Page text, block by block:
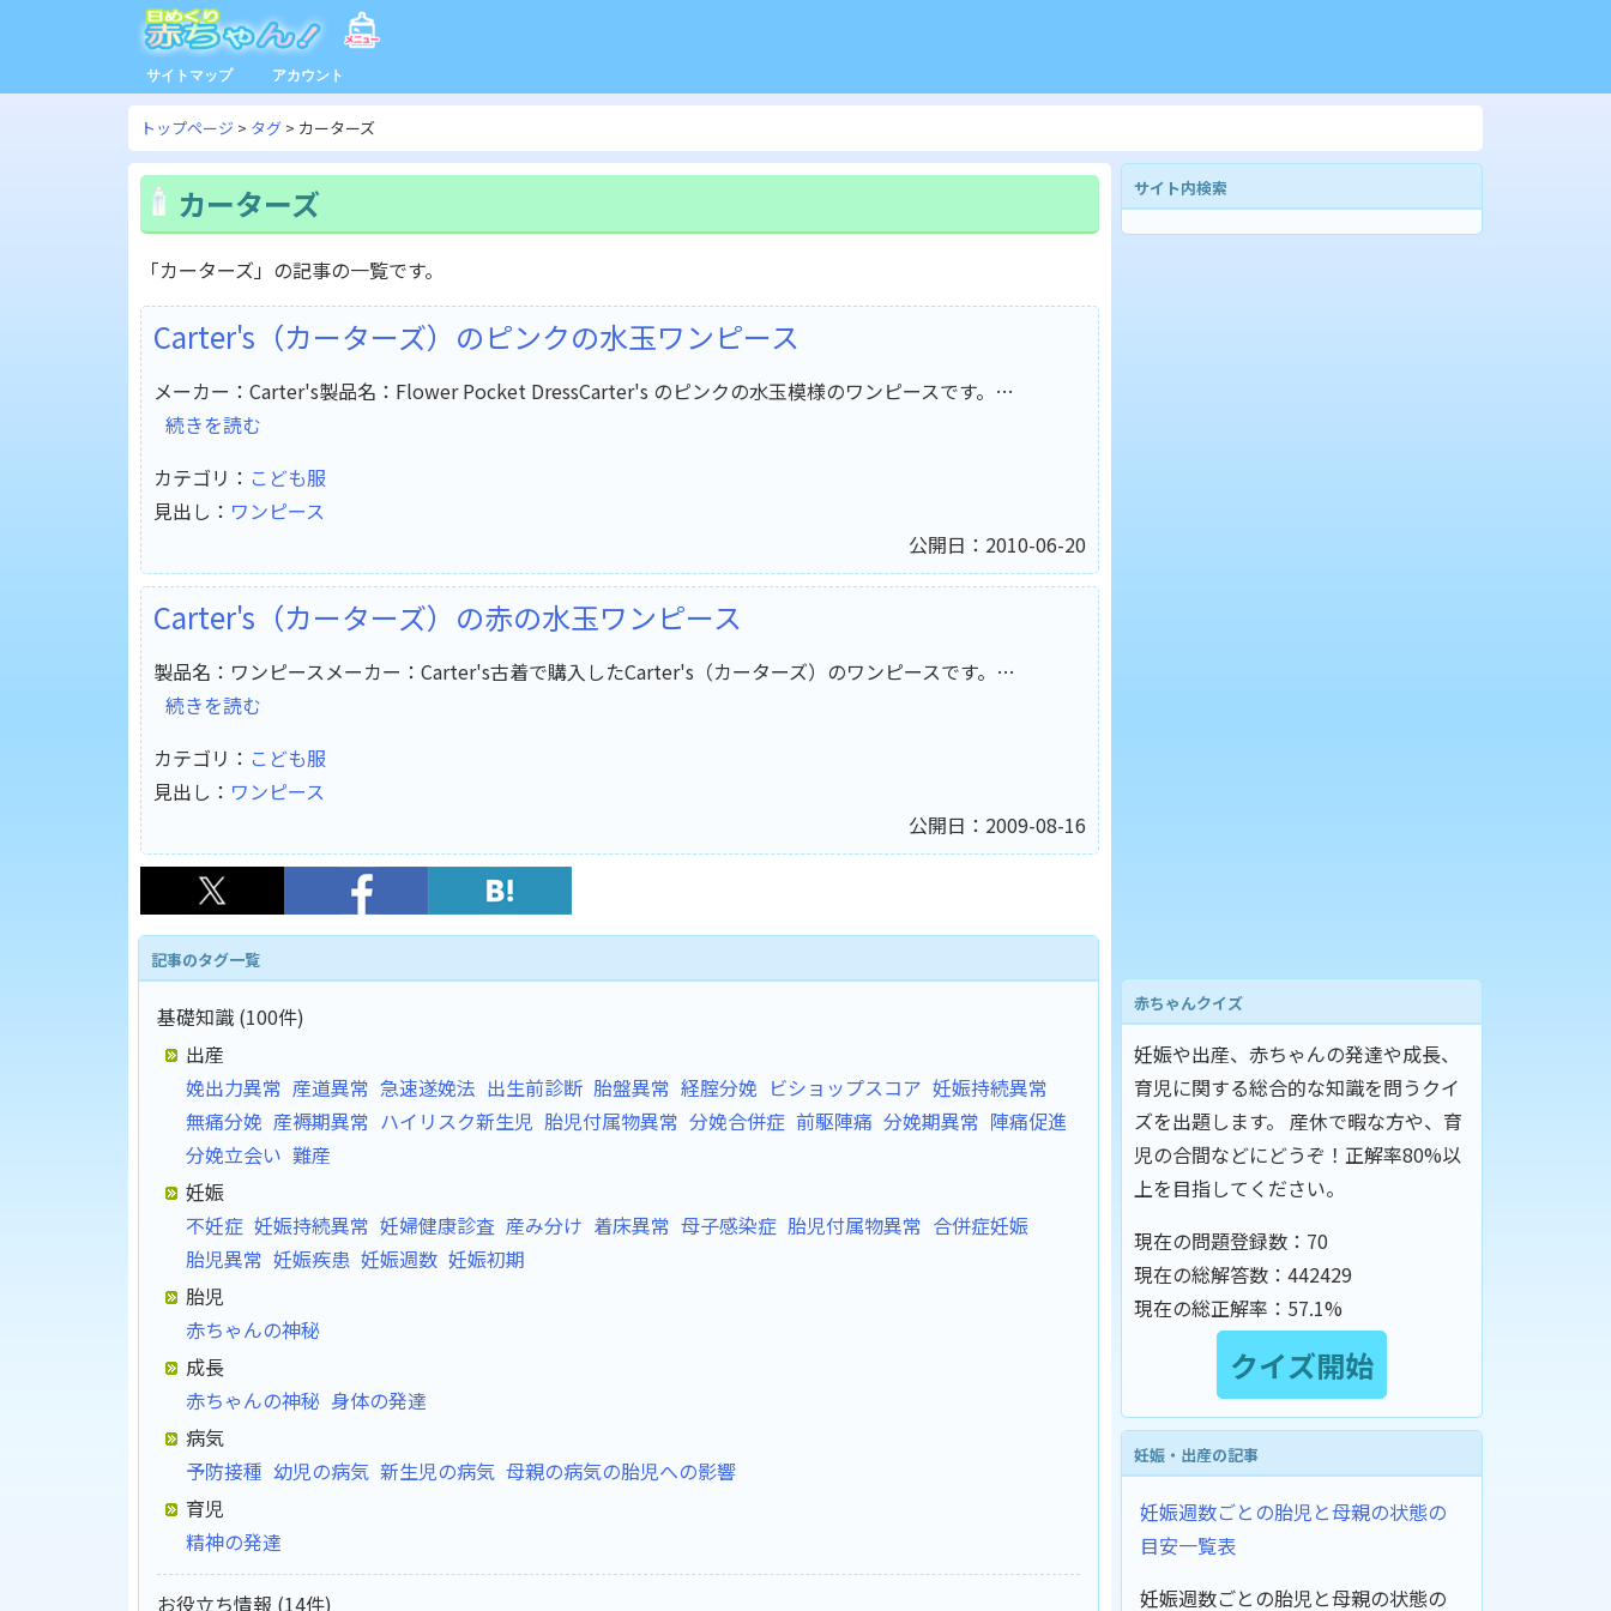
サイトマップ アカウント
トップページ タグ カーターズ
カーターズ
「カーターズ」の記事の一覧です。
Carter's（カーターズ）のピンクの水玉ワンピース
メーカー：Carter's製品名：Flower Pocket DressCarter's のピンクの水玉模様のワンピースです。…
続きを読む
カテゴリ： こども服
見出し： ワンピース
公開日：2010-06-20
Carter's（カーターズ）の赤の水玉ワンピース
製品名：ワンピースメーカー：Carter's古着で購入したCarter's（カーターズ）のワンピースです。…
続きを読む
カテゴリ： こども服
見出し： ワンピース
公開日：2009-08-16
記事のタグ一覧
基礎知識 (100件)
出産
娩出力異常 産道異常 急速遂娩法 出生前診断 胎盤異常 経腟分娩 ビショップスコア 妊娠持続異常
無痛分娩 産褥期異常 ハイリスク新生児 胎児付属物異常 分娩合併症 前駆陣痛 分娩期異常 陣痛促進
分娩立会い 難産
妊娠
不妊症 妊娠持続異常 妊婦健康診査 産み分け 着床異常 母子感染症 胎児付属物異常 合併症妊娠
胎児異常 妊娠疾患 妊娠週数 妊娠初期
胎児
赤ちゃんの神秘
成長
赤ちゃんの神秘 身体の発達
病気
予防接種 幼児の病気 新生児の病気 母親の病気の胎児への影響
育児
精神の発達
お役立ち情報 (14件)
サイト内検索
赤ちゃんクイズ
妊娠や出産、赤ちゃんの発達や成長、
育児に関する総合的な知識を問うクイ
ズを出題します。 産休で暇な方や、育
児の合間などにどうぞ！正解率80%以
上を目指してください。
現在の問題登録数： 70
現在の総解答数： 442429
現在の総正解率： 57.1%
妊娠・出産の記事
妊娠週数ごとの胎児と母親の状態の
目安一覧表
妊娠週数ごとの胎児と母親の状態の